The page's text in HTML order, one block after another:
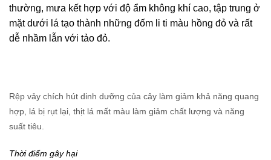
thường, mưa kết hợp với độ ẩm không khí cao, tập trung ở
mặt dưới lá tạo thành những đốm li ti màu hồng đỏ và rất
dễ nhầm lẫn với tảo đỏ.
Rệp vảy chích hút dinh dưỡng của cây làm giảm khả năng quang
hợp, lá bị rụt lại, thịt lá mất màu làm giảm chất lượng và năng
suất tiêu.
Thời điểm gây hại